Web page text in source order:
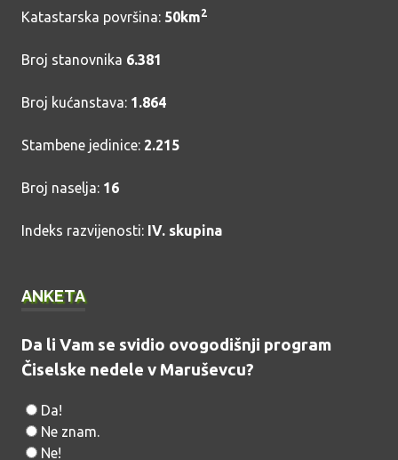
Katastarska površina: 50km2
Broj stanovnika 6.381
Broj kućanstava: 1.864
Stambene jedinice: 2.215
Broj naselja: 16
Indeks razvijenosti: IV. skupina
ANKETA
Da li Vam se svidio ovogodišnji program
Čiselske nedele v Maruševcu?
Da!
Ne znam.
Ne!